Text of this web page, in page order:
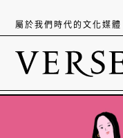
屬於我們時代的文化媒體